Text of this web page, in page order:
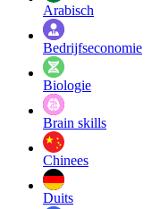
Arabisch
Bedrijfseconomie
Biologie
Brain skills
Chinees
Duits